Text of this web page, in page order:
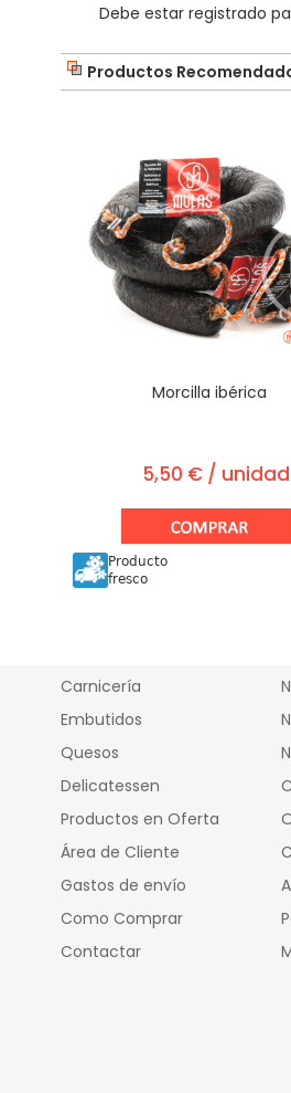
Debe estar registrado
Productos
Morcilla ibérica
5,50 € / unidad
Producto
fresco
Carnicería
Embutidos
Quesos
Delicatessen
Productos en Oferta
Área de Cliente
Gastos de envío
Como Comprar
Contactar